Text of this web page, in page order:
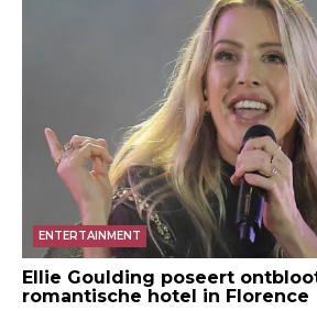
ENTERTAINMENT
Ellie Goulding poseert
romantische hotel in Florence